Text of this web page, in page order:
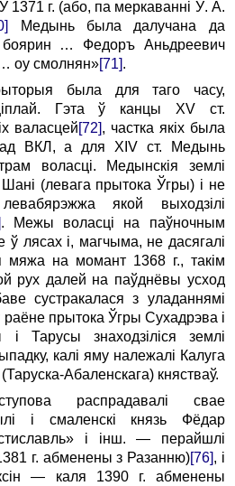
1371 г. (або, па меркаванні Ў. А.
Медынь была далучана да
… Федоръ Аньдреевич
оу смолнян»[71].
была для таго часу,
Гэта ў канцы XV ст.
валасцей[72], частка якіх была
ад ВКЛ, а для XIV ст. Медынь
воласці. Медынскія землі
Шані (левага прытока Ўгры) i не
якой выходзілі
. Межы воласці на паўночным
ў лясах і, магчыма, не дасягалі
мяжа на момант 1368 г., такім
рух далей на паўднёвы усход
сустракалася з уладаннямі
раёне прытока Ўгры Сухадрэва i
Тарусы знаходзіліся землі
калі яму належалі Калуга
Абаленскага) княстваў.
распрадавалі свае
i смаленскі князь Фёдар
i інш. — перайшлі
г. абменены з Разанню)[76], i
— каля 1390 г. абменены